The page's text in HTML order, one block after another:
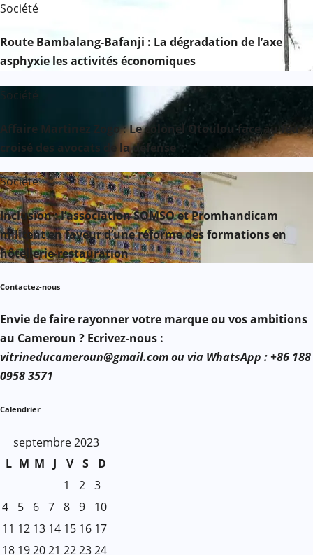
Société
Route Bambalang-Bafanji : La dégradation de l’axe
asphyxie les activités économiques
Société
Affaire Martinez Zogo : Le colonel Otoulou face au feu
croisé des avocats de la défense
Société
Inclusion : l’association SOMSO et Promhandicam
militent en faveur d’une réforme des formations en
hôtellerie-restauration
Contactez-nous
Envie de faire rayonner votre marque ou vos ambitions
au Cameroun ? Ecrivez-nous :
vitrineducameroun@gmail.com ou via WhatsApp : +86 188
0958 3571
Calendrier
septembre 2023
L M M J V S
D
1
2 3
4
5 6 7 8 9
10
11 12 13 14 15 16 17
18 192021 222324